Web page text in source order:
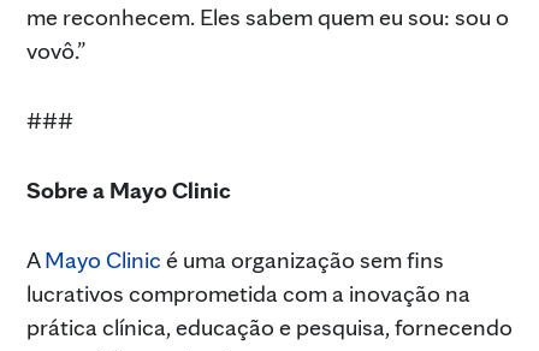
me reconhecem. Eles sabem quem eu sou: sou o
vovô.”
###
Sobre a Mayo Clinic
AMayo Clinic é uma organização sem fins
lucrativos comprometida com a inovação na
prática clínica, educação e pesquisa, fornecendo